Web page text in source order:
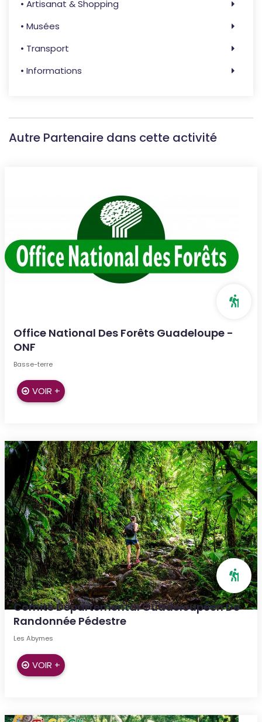
• Artisanat & Shopping
• Musées
• Transport
• Informations
Autre Partenaire dans cette activité
Office National Des Forêts Guadeloupe -
ONF
Basse-terre
VOIR +
Comite Départemental Guadeloupéen De
Randonnée Pédestre
Les Abymes
VOIR +